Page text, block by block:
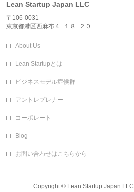
Lean Startup Japan LLC
〒106-0031
東京都港区西麻布４−１８−２０
About Us
Lean Startupとは
ビジネスモデル症候群
アントレプレナー
コーポレート
Blog
お問い合わせはこちらから
Copyright © Lean Startup Japan LLC